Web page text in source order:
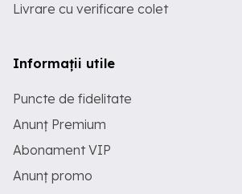
Livrare cu verificare colet
Informații utile
Puncte de fidelitate
Anunț Premium
Abonament VIP
Anunț promo